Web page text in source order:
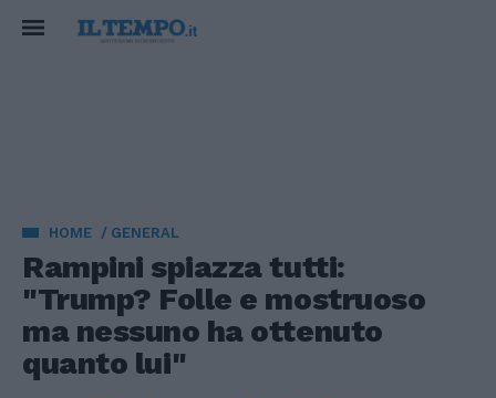
HOME GENERAL
Rampini spiazza tutti:
"Trump? Folle e mostruoso
ma nessuno ha ottenuto
quanto lui"